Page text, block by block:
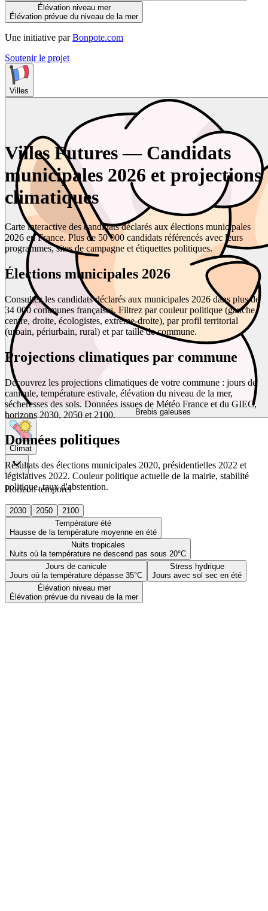
Élévation niveau mer
Élévation prévue du niveau de la mer
Une initiative par Bonpote.com
Soutenir le projet
Villes
Brebis galeuses
Climat
Horizon temporel
2030 2050
2100
Température été
Hausse de la température moyenne en été
Nuits tropicales
Nuits où la température ne descend pas sous 20°C
Jours de canicule
Jours où la température dépasse 35°C
Stress hydrique
Jours avec sol sec en été
Élévation niveau mer
Élévation prévue du niveau de la mer
Villes Futures — Candidats
municipales 2026 et projections
climatiques
Carte interactive des candidats déclarés aux élections municipales
2026 en France. Plus de 50 000 candidats référencés avec leurs
programmes, sites de campagne et étiquettes politiques.
Élections municipales 2026
Consultez les candidats déclarés aux municipales 2026 dans plus de
34 000 communes françaises. Filtrez par couleur politique (gauche,
centre, droite, écologistes, extrême-droite), par profil territorial
(urbain, périurbain, rural) et par taille de commune.
Projections climatiques par commune
Découvrez les projections climatiques de votre commune : jours de
canicule, température estivale, élévation du niveau de la mer,
sécheresses des sols. Données issues de Météo France et du GIEC,
horizons 2030, 2050 et 2100.
Données politiques
Résultats des élections municipales 2020, présidentielles 2022 et
législatives 2022. Couleur politique actuelle de la mairie, stabilité
politique, taux d'abstention.